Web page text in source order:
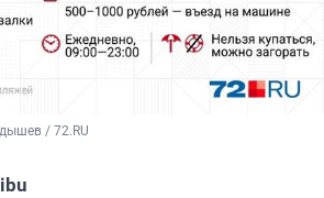
/ 72.RU